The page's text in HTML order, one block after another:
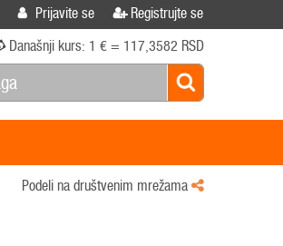
Prijavite se Registrujte se
Današnji kurs: 1 € = 117,3582 RSD
Podeli na društvenim mrežama